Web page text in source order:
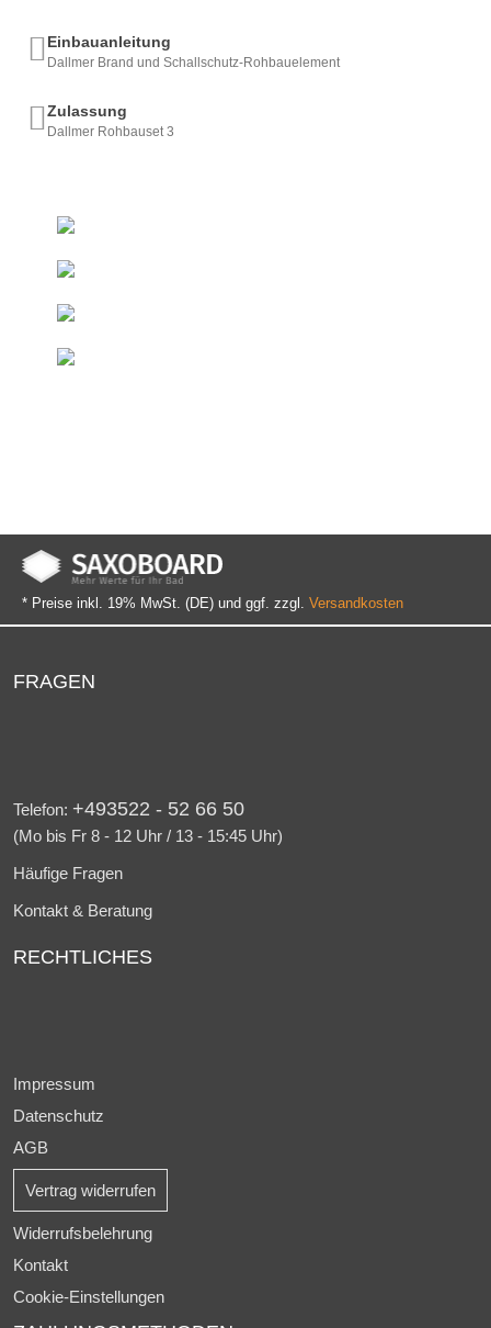
Einbauanleitung
Dallmer Brand und Schallschutz-Rohbauelement
Zulassung
Dallmer Rohbauset 3
* Preise inkl. 19% MwSt. (DE) und ggf. zzgl. Versandkosten
FRAGEN
Telefon: +493522 - 52 66 50
(Mo bis Fr 8 - 12 Uhr / 13 - 15:45 Uhr)
Häufige Fragen
Kontakt & Beratung
RECHTLICHES
Impressum
Datenschutz
AGB
Vertrag widerrufen
Widerrufsbelehrung
Kontakt
Cookie-Einstellungen